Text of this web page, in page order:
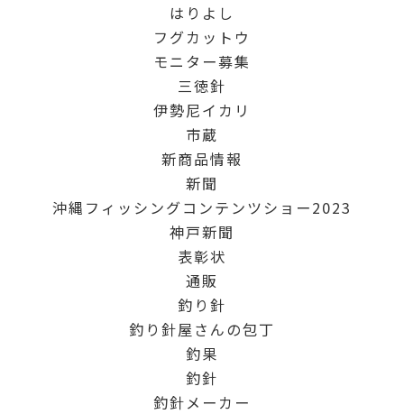
はりよし
フグカットウ
モニター募集
三徳針
伊勢尼イカリ
市蔵
新商品情報
新聞
沖縄フィッシングコンテンツショー2023
神戸新聞
表彰状
通販
釣り針
釣り針屋さんの包丁
釣果
釣針
釣針メーカー